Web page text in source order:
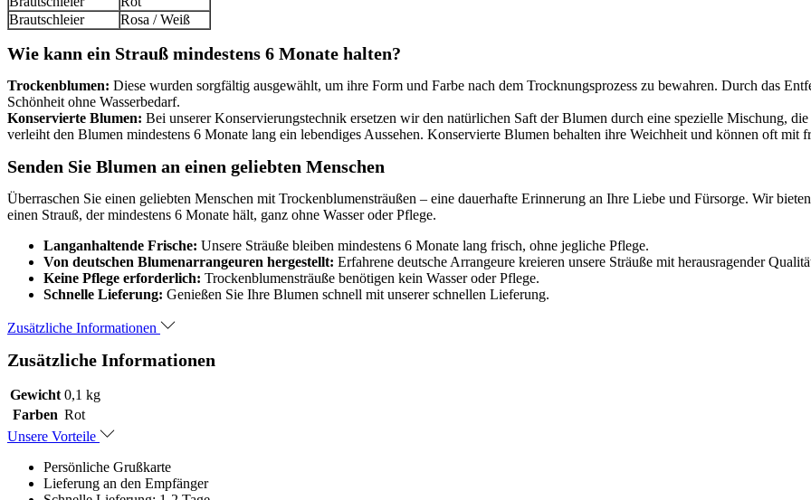
Brautschleier
Rosa / Weiß
Wie kann ein Strauß mindestens 6 Monate halten?
Trockenblumen: Diese wurden sorgfältig ausgewählt, um ihre Form und Farbe nach dem Trocknungsprozess zu bewahren. Durch das
Schönheit ohne Wasserbedarf.
Konservierte Blumen: Bei unserer Konservierungstechnik ersetzen wir den natürlichen Saft der Blumen durch eine spezielle Mischung,
verleiht den Blumen mindestens 6 Monate lang ein lebendiges Aussehen. Konservierte Blumen behalten ihre Weichheit und können oft mit
Senden Sie Blumen an einen geliebten Menschen
Überraschen Sie einen geliebten Menschen mit Trockenblumensträußen – eine dauerhafte Erinnerung an Ihre Liebe und Fürsorge. Wir
einen Strauß, der mindestens 6 Monate hält, ganz ohne Wasser oder Pflege.
Langanhaltende Frische: Unsere Sträuße bleiben mindestens 6 Monate lang frisch, ohne jegliche Pflege.
Von deutschen Blumenarrangeuren hergestellt: Erfahrene deutsche Arrangeure kreieren unsere Sträuße mit herausragender
Keine Pflege erforderlich: Trockenblumensträuße benötigen kein Wasser oder Pflege.
Schnelle Lieferung: Genießen Sie Ihre Blumen schnell mit unserer schnellen Lieferung.
Zusätzliche Informationen
Zusätzliche Informationen
Gewicht 0,1 kg
Farben Rot
Unsere Vorteile
Persönliche Grußkarte
Lieferung an den Empfänger